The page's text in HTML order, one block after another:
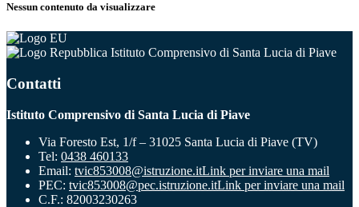
Nessun contenuto da visualizzare
Istituto Comprensivo di Santa Lucia di Piave
Contatti
Istituto Comprensivo di Santa Lucia di Piave
Via Foresto Est, 1/f – 31025 Santa Lucia di Piave (TV)
Tel: 0438 460133
Email: tvic853008@istruzione.itLink per inviare una mail
PEC: tvic853008@pec.istruzione.itLink per inviare una mail
C.F.: 82003230263